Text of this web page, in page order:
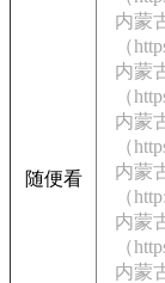
随便看
内蒙
（
内蒙
（
内蒙
（
内蒙
（
内蒙
（
内蒙